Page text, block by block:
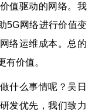
值驱动的网络。我
5G网络进行价值变
络运维成本。总的
有价值。
什么事情呢？吴日
发优先，我们致力